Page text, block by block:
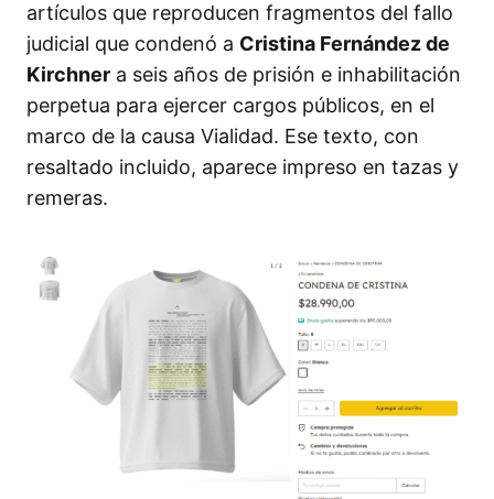
artículos que reproducen fragmentos del fallo
judicial que condenó a Cristina Fernández de
Kirchner a seis años de prisión e inhabilitación
perpetua para ejercer cargos públicos, en el
marco de la causa Vialidad. Ese texto, con
resaltado incluido, aparece impreso en tazas y
remeras.